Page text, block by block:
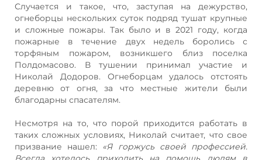
Случается и такое, что, заступая на дежурство,
огнеборцы нескольких суток подряд тушат крупные
и сложные пожары. Так было и в 2021 году, когда
пожарные в течение двух недель боролись с
торфяным пожаром, возникшего близ поселка
Полдомасово. В тушении принимал участие и
Николай Додоров. Огнеборцам удалось отстоять
деревню от огня, за что местные жители были
благодарны спасателям.
Несмотря на то, что порой приходится работать в
таких сложных условиях, Николай считает, что свое
призвание нашел: «Я горжусь своей профессией.